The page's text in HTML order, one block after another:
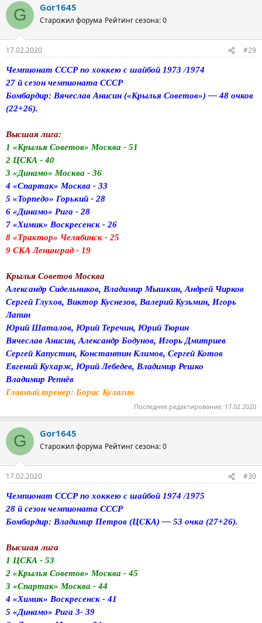
G Gor1645
Старожил форума Рейтинг сезона: 0
17.02.2020 #29
Чемпионат СССР по хоккею с шайбой 1973 /1974
27 й сезон чемпионата СССР
Бомбардир: Вячеслав Анисин («Крылья Советов») — 48 очков
(22+26).
Высшая лига:
1 «Крылья Советов» Москва - 51
2 ЦСКА - 40
3 «Динамо» Москва - 36
4 «Спартак» Москва - 33
5 «Торпедо» Горький - 28
6 «Динамо» Рига - 28
7 «Химик» Воскресенск - 26
8 «Трактор» Челябинск - 25
9 СКА Ленинград - 19
Крылья Советов Москва
Александр Сидельников, Владимир Мышкин, Андрей Чирков
Сергей Глухов, Виктор Куснезов, Валерий Кузьмин, Игорь
Лапин
Юрий Шаталов, Юрий Теречин, Юрий Тюрин
Вячеслав Анисин, Александр Бодунов, Игорь Дмитриев
Сергей Капустин, Константин Климов, Сергей Котов
Евгений Кухарж, Юрий Лебедев, Владимир Решко
Владимир Репнёв
Главный тренер: Борис Кулагин
Последнее редактирование: 17.02.2020
G Gor1645
Старожил форума Рейтинг сезона: 0
17.02.2020 #30
Чемпионат СССР по хоккею с шайбой 1974 /1975
28 й сезон чемпионата СССР
Бомбардир: Владимир Петров (ЦСКА) — 53 очка (27+26).
Высшая лига
1 ЦСКА - 53
2 «Крылья Советов» Москва - 45
3 «Спартак» Москва - 44
4 «Химик» Воскресенск - 41
5 «Динамо» Рига 3- 39